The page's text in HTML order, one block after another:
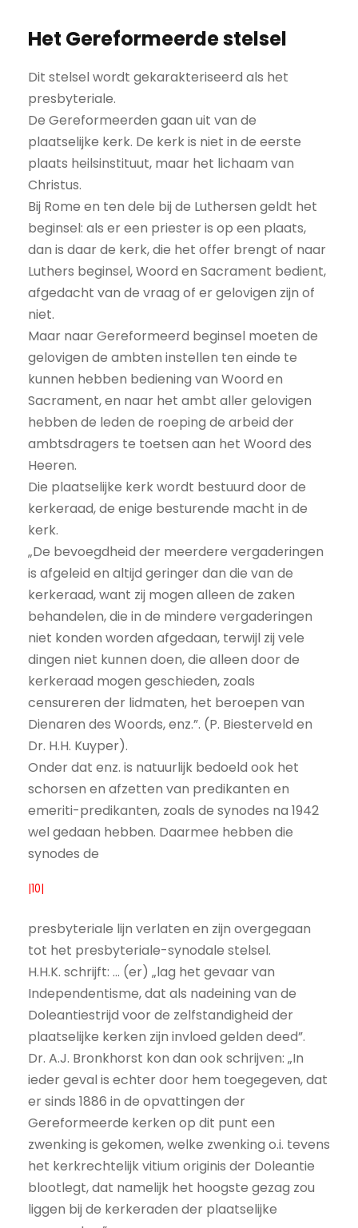
Het Gereformeerde stelsel
Dit stelsel wordt gekarakteriseerd als het
presbyteriale.
De Gereformeerden gaan uit van de
plaatselijke kerk. De kerk is niet in de eerste
plaats heilsinstituut, maar het lichaam van
Christus.
Bij Rome en ten dele bij de Luthersen geldt het
beginsel: als er een priester is op een plaats,
dan is daar de kerk, die het offer brengt of naar
Luthers beginsel, Woord en Sacrament bedient,
afgedacht van de vraag of er gelovigen zijn of
niet.
Maar naar Gereformeerd beginsel moeten de
gelovigen de ambten instellen ten einde te
kunnen hebben bediening van Woord en
Sacrament, en naar het ambt aller gelovigen
hebben de leden de roeping de arbeid der
ambtsdragers te toetsen aan het Woord des
Heeren.
Die plaatselijke kerk wordt bestuurd door de
kerkeraad, de enige besturende macht in de
kerk.
„De bevoegdheid der meerdere vergaderingen
is afgeleid en altijd geringer dan die van de
kerkeraad, want zij mogen alleen de zaken
behandelen, die in de mindere vergaderingen
niet konden worden afgedaan, terwijl zij vele
dingen niet kunnen doen, die alleen door de
kerkeraad mogen geschieden, zoals
censureren der lidmaten, het beroepen van
Dienaren des Woords, enz.”. (P. Biesterveld en
Dr. H.H. Kuyper).
Onder dat enz. is natuurlijk bedoeld ook het
schorsen en afzetten van predikanten en
emeriti-predikanten, zoals de synodes na 1942
wel gedaan hebben. Daarmee hebben die
synodes de
|10|
presbyteriale lijn verlaten en zijn overgegaan
tot het presbyteriale-synodale stelsel.
H.H.K. schrijft: … (er) „lag het gevaar van
Independentisme, dat als nadeining van de
Doleantiestrijd voor de zelfstandigheid der
plaatselijke kerken zijn invloed gelden deed”.
Dr. A.J. Bronkhorst kon dan ook schrijven: „In
ieder geval is echter door hem toegegeven, dat
er sinds 1886 in de opvattingen der
Gereformeerde kerken op dit punt een
zwenking is gekomen, welke zwenking o.i. tevens
het kerkrechtelijk vitium originis der Doleantie
blootlegt, dat namelijk het hoogste gezag zou
liggen bij de kerkeraden der plaatselijke